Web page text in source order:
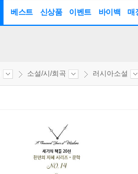
베스트 신상품 이벤트 바이백 매
소설/시/희곡 러시아소설